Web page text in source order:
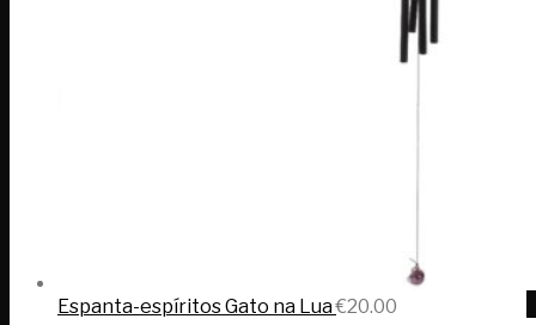
Espanta-espíritos Gato na Lua€20.00